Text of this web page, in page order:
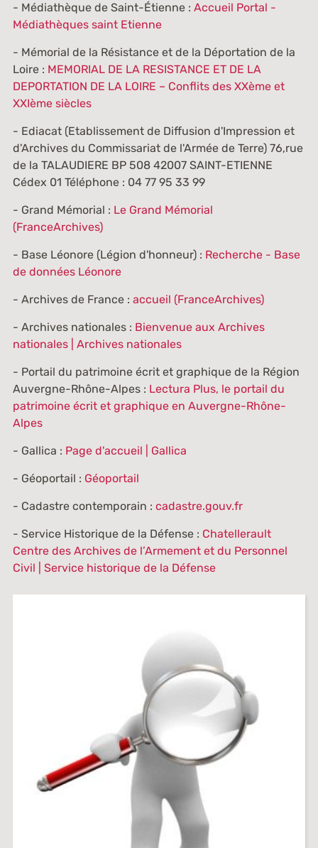
- Médiathèque de Saint-Étienne : Accueil Portal -
Médiathèques saint Etienne
- Mémorial de la Résistance et de la Déportation de la
Loire : MEMORIAL DE LA RESISTANCE ET DE LA
DEPORTATION DE LA LOIRE – Conflits des XXème et
XXIème siècles
- Ediacat (Etablissement de Diffusion d'Impression et
d'Archives du Commissariat de l'Armée de Terre) 76,rue
de la TALAUDIERE BP 508 42007 SAINT-ETIENNE
Cédex 01 Téléphone : 04 77 95 33 99
- Grand Mémorial : Le Grand Mémorial
(FranceArchives)
- Base Léonore (Légion d'honneur) : Recherche - Base
de données Léonore
- Archives de France : accueil (FranceArchives)
- Archives nationales : Bienvenue aux Archives
nationales | Archives nationales
- Portail du patrimoine écrit et graphique de la Région
Auvergne-Rhône-Alpes : Lectura Plus, le portail du
patrimoine écrit et graphique en Auvergne-Rhône-
Alpes
- Gallica : Page d'accueil | Gallica
- Géoportail : Géoportail
- Cadastre contemporain : cadastre.gouv.fr
- Service Historique de la Défense : Chatellerault
Centre des Archives de l’Armement et du Personnel
Civil | Service historique de la Défense